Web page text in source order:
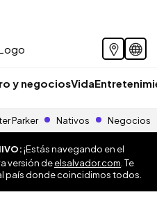
y negociosVida
Parker Nativos Negocios
¡Estás navegando en el
versión deelsalvador.com . Te
país donde coincidimos todos.